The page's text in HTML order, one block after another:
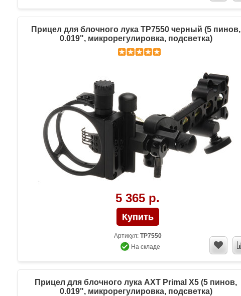
Прицел для блочного лука TP7550 черный (5 пинов,
0.019", микрорегулировка, подсветка)
5 365 р.
Артикул: TP7550
На складе
Прицел для блочного лука AXT Primal X5 (5 пинов,
0.019", микрорегулировка, подсветка)